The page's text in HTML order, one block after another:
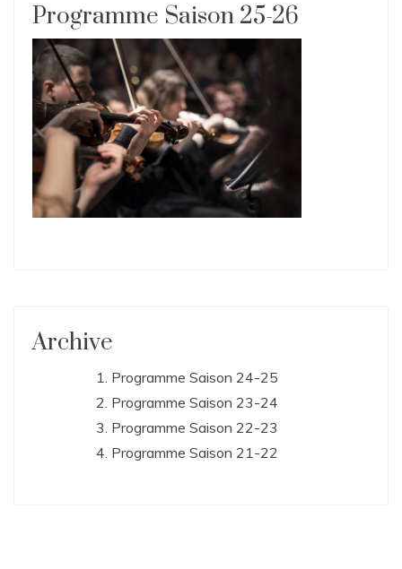
Programme Saison 25-26
Archive
Programme Saison 24-25
Programme Saison 23-24
Programme Saison 22-23
Programme Saison 21-22